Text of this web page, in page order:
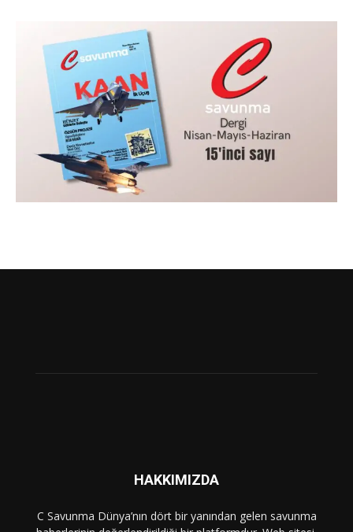
HAKKIMIZDA
C Savunma Dünya’nın dört bir yanından gelen savunma